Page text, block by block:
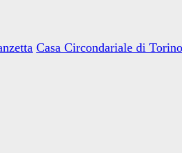
Casa Circondariale di Torino